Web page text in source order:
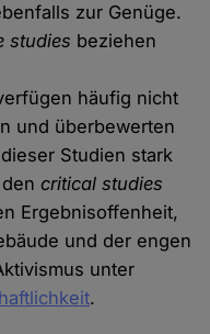
zur Genüge.
studies beziehen
häufig nicht
und überbewerten
Studien stark
dencritical studies
Ergebnisoffenheit,
und der engen
unter
.